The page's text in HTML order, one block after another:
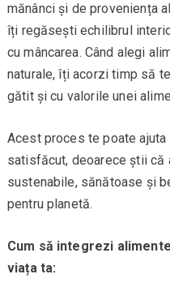
mănânci și de proveniența
îți regăsești echilibrul
cu mâncarea. Când alegi
naturale, îți acorzi timp să
gătit și cu valorile unei
Acest proces te poate
satisfăcut, deoarece știi că
sustenabile, sănătoase și
pentru planetă.
Cum să integrezi
viața ta: